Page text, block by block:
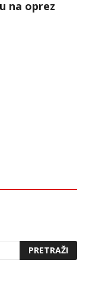
na oprez